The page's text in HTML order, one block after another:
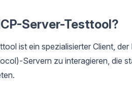
Server-Testtool?
ist ein spezialisierter Client,
Servern zu interagieren, die